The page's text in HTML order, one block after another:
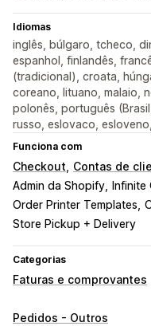
Idiomas
inglês, búlgaro, tcheco,
espanhol, finlandês,
(tradicional), croata,
coreano, lituano, malaio,
polonês, português
russo, eslovaco,
Funciona com
Checkout Contas de
Admin da Shopify
Infinite
Order Printer Templates
Store Pickup + Delivery
Categorias
Faturas e comprovantes
Tipos de documento
Pedidos - Outros